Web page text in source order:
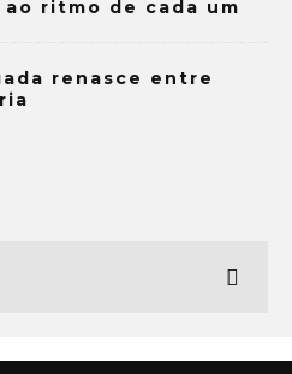
ritmo de cada um
renasce entre